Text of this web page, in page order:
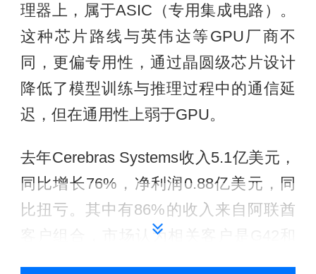
理器上，属于ASIC（专用集成电路）。
这种芯片路线与英伟达等GPU厂商不
同，更偏专用性，通过晶圆级芯片设计
降低了模型训练与推理过程中的通信延
迟，但在通用性上弱于GPU。
去年Cerebras Systems收入5.1亿美元，
同比增长76%，净利润0.88亿美元，同
比扭亏。其中有86%的收入来自阿联酋
客户组合，市场认为相关客户是G42和